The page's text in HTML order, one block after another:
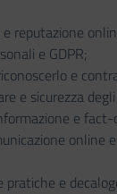
reputazione
e GDPR;
e
e sicurezza
e
online
pratiche e